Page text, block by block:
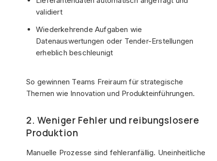
validiert
Wiederkehrende Aufgaben wie
Datenauswertungen oder Tender-Erstellungen
erheblich beschleunigt
So gewinnen Teams Freiraum für strategische
Themen wie Innovation und Produkteinführungen.
2. Weniger Fehler und reibungslosere
Produktion
Manuelle Prozesse sind fehleranfällig. Uneinheitliche